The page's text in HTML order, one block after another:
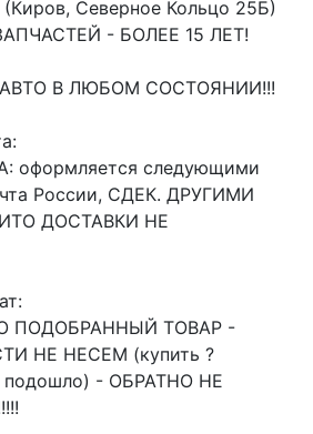
Северное Кольцо 25Б)
- БОЛЕЕ 15 ЛЕТ!
В ЛЮБОМ СОСТОЯНИИ!!!
оформляется следующими
России, СДЕК. ДРУГИМИ
ДОСТАВКИ НЕ
ПОДОБРАННЫЙ ТОВАР -
НЕ НЕСЕМ (купить ?
подошло) - ОБРАТНО НЕ